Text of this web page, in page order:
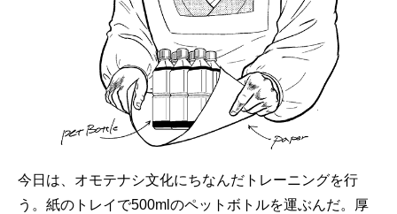
今日は、オモテナシ文化にちなんだトレーニングを行
う。紙のトレイで500mlのペットボトルを運ぶんだ。厚